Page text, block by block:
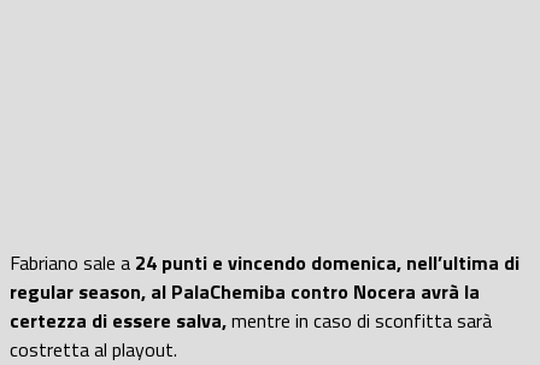
Fabriano sale a 24 punti e vincendo domenica, nell’ultima di
regular season, al PalaChemiba contro Nocera avrà la
certezza di essere salva,mentre in caso di sconfitta sarà
costretta al playout.